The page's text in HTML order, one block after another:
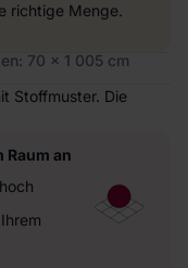
richtige Menge.
70 x 1 005 cm
Stoffmuster. Die
Raum an